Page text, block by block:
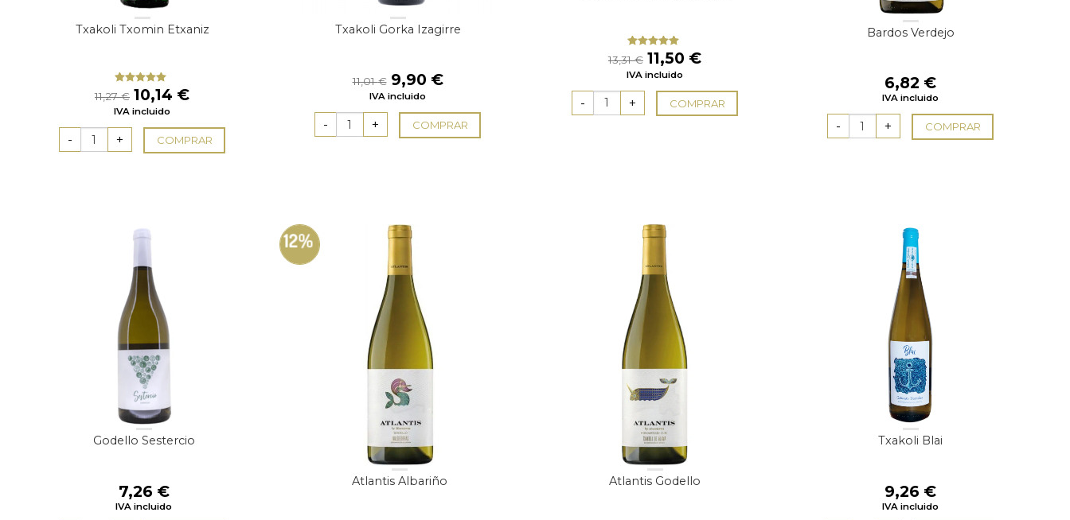
Txakoli Txomin Etxaniz
Valorado
con 5.00de
5
11,27€ El
precio
original
era:
11,27 €.
10,14 €El
actual
es:
10,14 €.
IVA incluido
COMPRAR
Txakoli Gorka Izagirre
11,01€ El
precio
original
era:
11,01 €.
9,90 €El
actual
es:
9,90 €.
IVA incluido
COMPRAR
Valorado
con
5.00de
5
13,31€ El
precio
original
era:
13,31 €.
11,50 €El
actual
es:
11,50 €.
IVA incluido
COMPRAR
Bardos Verdejo
6,82 €
IVA incluido
COMPRAR
Godello Sestercio
7,26 €
IVA incluido
12%
Atlantis Albariño Atlantis Godello
Txakoli Blai
9,26 €
IVA incluido